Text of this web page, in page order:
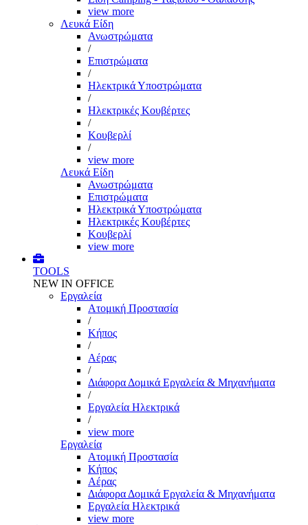
view more
Λευκά Είδη
Ανωστρώματα
/
Επιστρώματα
/
Ηλεκτρικά Υποστρώματα
/
Ηλεκτρικές Κουβέρτες
/
Κουβερλί
/
view more
Λευκά Είδη
Ανωστρώματα
Επιστρώματα
Ηλεκτρικά Υποστρώματα
Ηλεκτρικές Κουβέρτες
Κουβερλί
view more
TOOLS
NEW IN OFFICE
Εργαλεία
Aτομική Προστασία
/
Kήπος
/
Αέρας
/
Διάφορα Δομικά Εργαλεία & Μηχανήματα
/
Εργαλεία Ηλεκτρικά
/
view more
Εργαλεία
Aτομική Προστασία
Kήπος
Αέρας
Διάφορα Δομικά Εργαλεία & Μηχανήματα
Εργαλεία Ηλεκτρικά
view more